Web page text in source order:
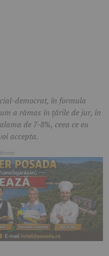
democrat, în formula
a rămas în țările de jur, în
de 7-8%, ceea ce eu
accepta.